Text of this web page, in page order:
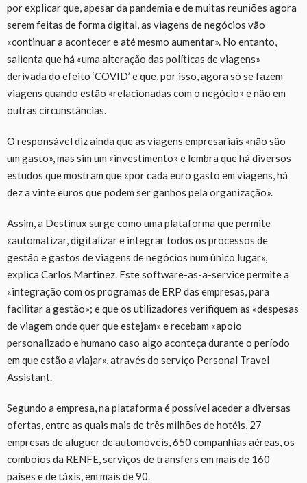
por explicar que, apesar da pandemia e de muitas reuniões agora
serem feitas de forma digital, as viagens de negócios vão
«continuar a acontecer e até mesmo aumentar». No entanto,
salienta que há «uma alteração das políticas de viagens»
derivada do efeito ‘COVID’ e que, por isso, agora só se fazem
viagens quando estão «relacionadas com o negócio» e não em
outras circunstâncias.
O responsável diz ainda que as viagens empresariais «não são
um gasto», mas sim um «investimento» e lembra que há diversos
estudos que mostram que «por cada euro gasto em viagens, há
dez a vinte euros que podem ser ganhos pela organização».
Assim, a Destinux surge como uma plataforma que permite
«automatizar, digitalizar e integrar todos os processos de
gestão e gastos de viagens de negócios num único lugar»,
explica Carlos Martinez. Este software-as-a-service permite a
«integração com os programas de ERP das empresas, para
facilitar a gestão»; e que os utilizadores verifiquem as «despesas
de viagem onde quer que estejam» e recebam «apoio
personalizado e humano caso algo aconteça durante o período
em que estão a viajar», através do serviço Personal Travel
Assistant.
Segundo a empresa, na plataforma é possível aceder a diversas
ofertas, entre as quais mais de três milhões de hotéis, 27
empresas de aluguer de automóveis, 650 companhias aéreas, os
comboios da RENFE, serviços de transfers em mais de 160
países e de táxis, em mais de 90.